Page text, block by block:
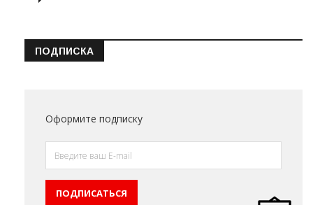
ПОДПИСКА
Оформите подписку